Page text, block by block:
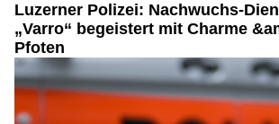
Luzerner Polizei: Nachwuchs-
„Varro“ begeistert mit Charme
Pfoten